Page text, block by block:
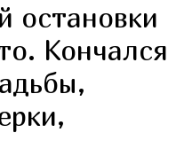
остановки
Кончался